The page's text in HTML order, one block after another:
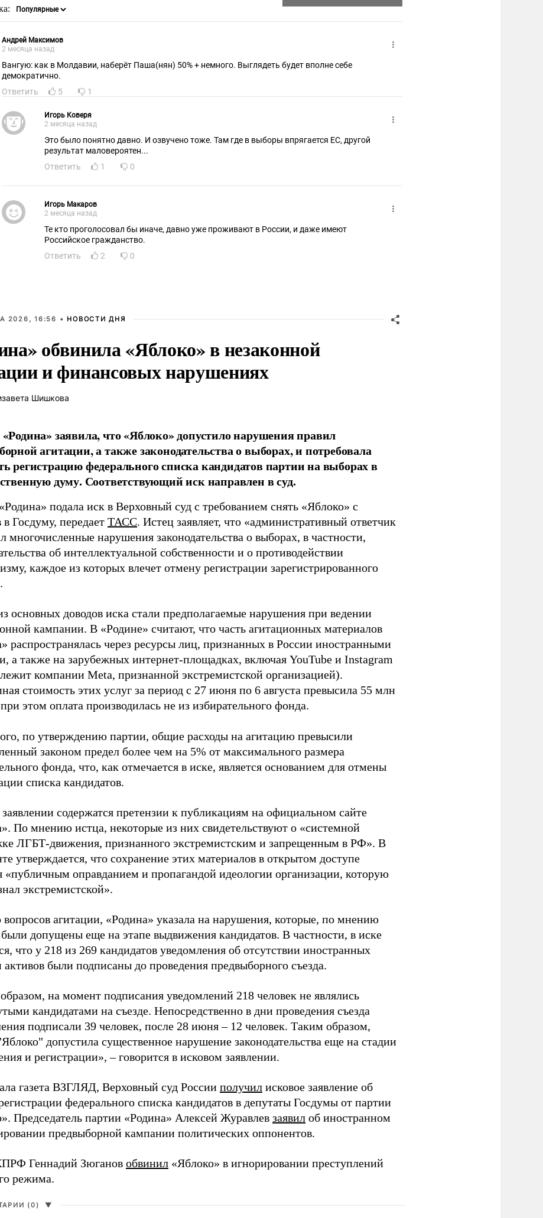
Андрей Максимов
2 месяца назад
Вангую: как в Молдавии, наберёт Паша(нян) 50% + немного. Выглядеть будет вполне себе
демократично.
Ответить
5 1
Игорь Коверя
2 месяца назад
Это было понятно давно. И озвучено тоже. Там где в выборы впрягается ЕС, другой
результат маловероятен...
Ответить
1 0
Игорь Макаров
2 месяца назад
Те кто проголосовал бы иначе, давно уже проживают в России, и даже имеют
Российское гражданство.
Ответить
2 0
2026, 16:56 • НОВОСТИ ДНЯ
обвинила «Яблоко» в незаконной
и финансовых нарушениях
Шишкова
заявила, что «Яблоко» допустило нарушения правил
агитации, а также законодательства о выборах, и потребовала
регистрацию федерального списка кандидатов партии на выборах в
думу. Соответствующий иск направлен в суд.
подала иск в Верховный суд с требованием снять «Яблоко» с
Госдуму, передает ТАСС. Истец заявляет, что «административный ответчик
многочисленные нарушения законодательства о выборах, в частности,
об интеллектуальной собственности и о противодействии
каждое из которых влечет отмену регистрации зарегистрированного
основных доводов иска стали предполагаемые нарушения при ведении
кампании. В «Родине» считают, что часть агитационных материалов
распространялась через ресурсы лиц, признанных в России иностранными
а также на зарубежных интернет-площадках, включая YouTube и Instagram
компании Meta, признанной экстремистской организацией).
стоимость этих услуг за период с 27 июня по 6 августа превысила 55 млн
этом оплата производилась не из избирательного фонда.
по утверждению партии, общие расходы на агитацию превысили
законом предел более чем на 5% от максимального размера
фонда, что, как отмечается в иске, является основанием для отмены
списка кандидатов.
содержатся претензии к публикациям на официальном сайте
По мнению истца, некоторые из них свидетельствуют о «системной
ЛГБТ-движения, признанного экстремистским и запрещенным в РФ». В
утверждается, что сохранение этих материалов в открытом доступе
«публичным оправданием и пропагандой идеологии организации, которую
экстремистской».
агитации, «Родина» указала на нарушения, которые, по мнению
допущены еще на этапе выдвижения кандидатов. В частности, в иске
что у 218 из 269 кандидатов уведомления об отсутствии иностранных
активов были подписаны до проведения предвыборного съезда.
на момент подписания уведомлений 218 человек не являлись
кандидатами на съезде. Непосредственно в дни проведения съезда
подписали 39 человек, после 28 июня – 12 человек. Таким образом,
допустила существенное нарушение законодательства еще на стадии
и регистрации», – говорится в исковом заявлении.
газета ВЗГЛЯД, Верховный суд России получил исковое заявление об
федерального списка кандидатов в депутаты Госдумы от партии
Председатель партии «Родина» Алексей Журавлев заявил об иностранном
предвыборной кампании политических оппонентов.
Геннадий Зюганов обвинил «Яблоко» в игнорировании преступлений
режима.
(0) ▼